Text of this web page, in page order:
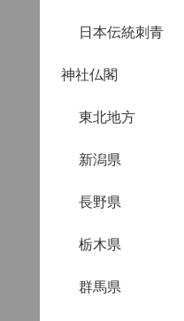
日本伝統刺青
神社仏閣
東北地方
新潟県
長野県
栃木県
群馬県